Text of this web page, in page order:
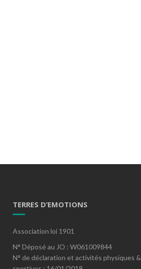
TERRES D’EMOTIONS
Association loi 1901
N° Déposé au JO : W061009844
N° de déclaration et activités physiques &